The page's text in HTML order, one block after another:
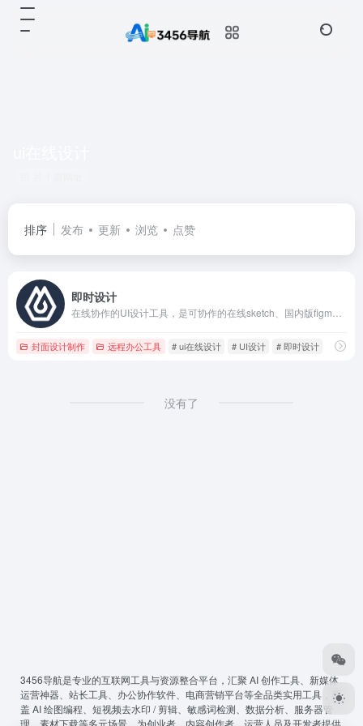
排序 发布 更新 浏览 点赞
即时设计
封面设计制作 远程办公工具 # ui在线设计 # UI设计 # 即时设计
没有了
3456导航是专业的互联网工具与资源整合平台，汇聚 AI 创作工具、新媒体
运营神器、站长工具、办公协作软件、电商营销平台等全品类实用工具，覆
盖 AI 绘图编程、短视频去水印 / 剪辑、敏感词检测、数据分析、服务器管
理、素材下载等多元场景，为创业者、内容创作者、运营人员及开发者提供